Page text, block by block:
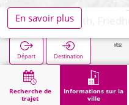
Recherche de
trajet
Informations sur la
ville
Départ Destination
Démarrage Informations sur la ville
En savoir plus